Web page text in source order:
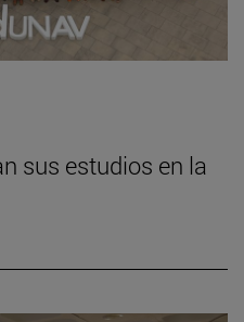
sus estudios en la